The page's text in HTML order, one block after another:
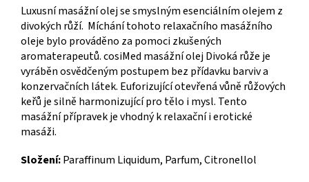
Luxusní masážní olej se smyslným esenciálním olejem z
divokých růží. Míchání tohoto relaxačního masážního
oleje bylo prováděno za pomoci zkušených
aromaterapeutů. cosiMed masážní olej Divoká růže je
vyráběn osvědčeným postupem bez přídavku barviv a
konzervačních látek. Euforizující otevřená vůně růžových
keřů je silně harmonizující pro tělo i mysl. Tento
masážní přípravek je vhodný k relaxační i erotické
masáži.
Složení:Paraffinum Liquidum, Parfum, Citronellol